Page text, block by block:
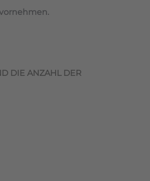
DIE ANZAHL DER